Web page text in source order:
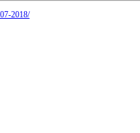
2018/